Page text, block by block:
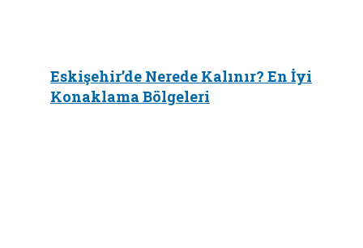
Eskişehir’de Nerede Kalınır? En İyi
Konaklama Bölgeleri